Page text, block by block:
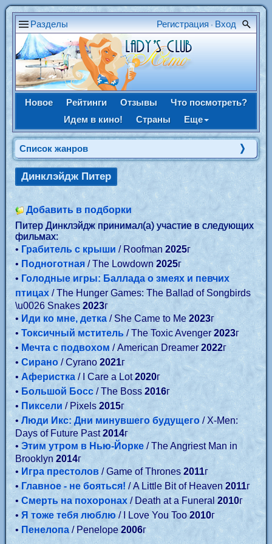
Разделы Регистрация • Вход
Новое Рейтинги Отзывы
Что посмотреть?
Идем в кино!
Страны Еще
Список жанров
Динклэйдж Питер
Добавить в подборки
Питер Динклэйдж принимал(а) участие в следующих
фильмах:
• Грабитель с крыши / Roofman2025г
• Подноготная / The Lowdown2025г
• Голодные игры: Баллада о змеях и певчих
птицах / The Hunger Games: The Ballad of Songbirds
\u0026 Snakes2023г
• Иди ко мне, детка / She Came to Me 2023г
• Токсичный мститель / The Toxic Avenger2023г
• Мечта с подвохом/ American Dreamer2022г
• Сирано / Cyrano2021г
•Аферистка / I Care a Lot2020г
• Большой Босс/ The Boss 2016г
• Пиксели / Pixels 2015г
• Люди Икс: Дни минувшего будущего/ X-Men:
Days of Future Past2014г
•Этим утром в Нью-Йорке / The Angriest Man in
Brooklyn 2014г
•Игра престолов / Game of Thrones2011г
• Главное - не бояться!/ A Little Bit of Heaven 2011г
• Смерть на похоронах / Death at a Funeral 2010г
• Я тоже тебя люблю/ I Love You Too2010г
• Пенелопа / Penelope 2006г